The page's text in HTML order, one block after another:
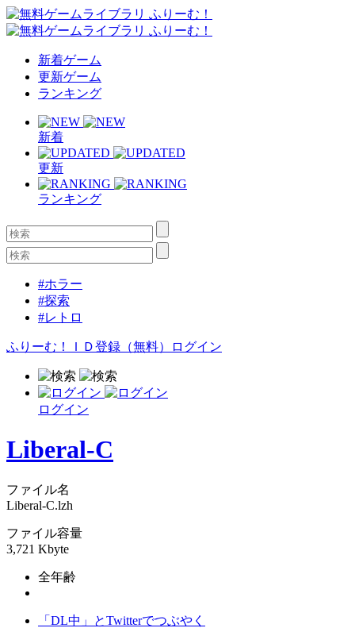
新着ゲーム
更新ゲーム
ランキング
新着
更新
ランキング
#ホラー
#探索
#レトロ
ふりーむ！ＩＤ登録（無料） ログイン
ログイン
Liberal-C
ファイル名
Liberal-C.lzh
ファイル容量
3,721 Kbyte
全年齢
「DL中」とTwitterでつぶやく